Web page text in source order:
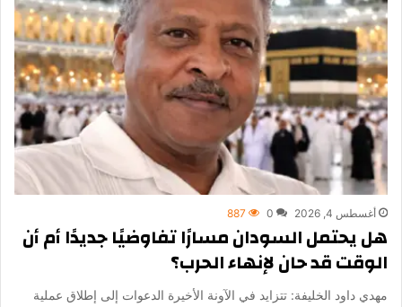
أغسطس 4, 2026 0
887
هل يحتمل السودان مسارًا تفاوضيًا جديدًا أم أن
الوقت قد حان لإنهاء الحرب؟
مهدي داود الخليفة: تتزايد في الآونة الأخيرة الدعوات إلى إطلاق عملية